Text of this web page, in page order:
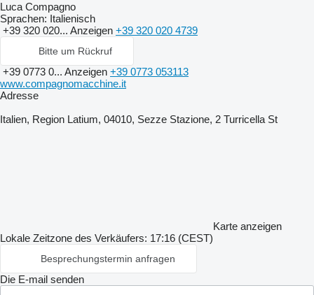
Luca Compagno
Sprachen: Italienisch
+39 320 020... Anzeigen +39 320 020 4739
Bitte um Rückruf
+39 0773 0... Anzeigen +39 0773 053113
www.compagnomacchine.it
Adresse
Italien, Region Latium, 04010, Sezze Stazione, 2 Turricella St
Karte anzeigen
Lokale Zeitzone des Verkäufers: 17:16 (CEST)
Besprechungstermin anfragen
Die E-mail senden